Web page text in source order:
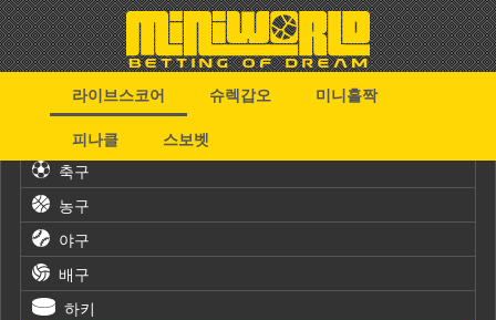
라이브스코어 슈렉갑오
미니홀짝
피나클
스보벳
축구
농구
야구
배구
하키